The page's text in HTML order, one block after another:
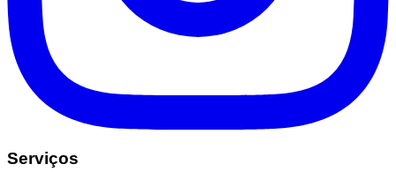
Serviços